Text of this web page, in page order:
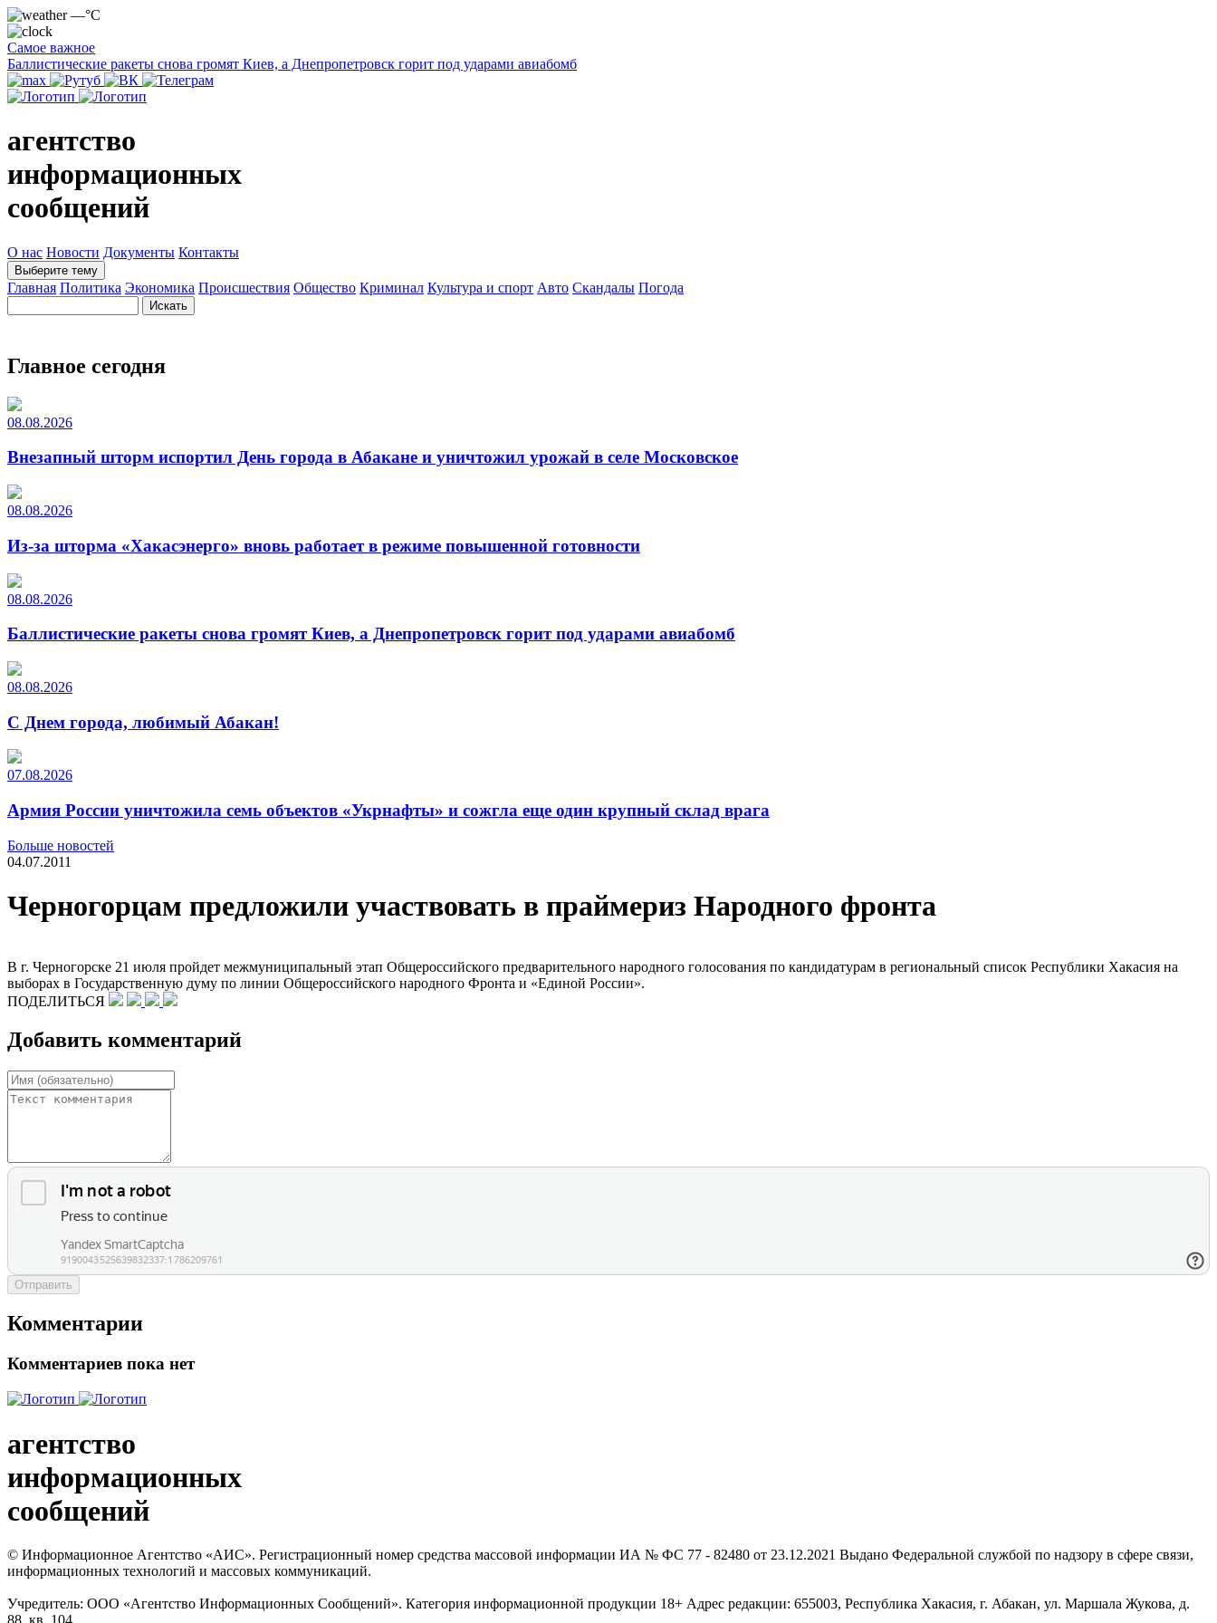
—°C
Самое важное
Баллистические ракеты снова громят Киев, а Днепропетровск горит под ударами авиабомб
агентство
информационных
сообщений
О нас Новости Документы Контакты
Выберите тему
Главная Политика Экономика Происшествия Общество Криминал Культура и спорт Авто Скандалы Погода
Главное сегодня
08.08.2026
Внезапный шторм испортил День города в Абакане и уничтожил урожай в селе Московское
08.08.2026
Из-за шторма «Хакасэнерго» вновь работает в режиме повышенной готовности
08.08.2026
Баллистические ракеты снова громят Киев, а Днепропетровск горит под ударами авиабомб
08.08.2026
С Днем города, любимый Абакан!
07.08.2026
Армия России уничтожила семь объектов «Укрнафты» и сожгла еще один крупный склад врага
Больше новостей
04.07.2011
Черногорцам предложили участвовать в праймериз Народного фронта
В г. Черногорске 21 июля пройдет межмуниципальный этап Общероссийского предварительного народного голосования по кандидатурам в региональный список Республики Хакасия на
выборах в Государственную думу по линии Общероссийского народного Фронта и «Единой России».
ПОДЕЛИТЬСЯ
Добавить комментарий
Отправить
Комментарии
Комментариев пока нет
агентство
информационных
сообщений
© Информационное Агентство «АИС». Регистрационный номер средства массовой информации ИА № ФС 77 - 82480 от 23.12.2021 Выдано Федеральной службой по надзору в сфере связи,
информационных технологий и массовых коммуникаций.
Учредитель: ООО «Агентство Информационных Сообщений». Категория информационной продукции 18+ Адрес редакции: 655003, Республика Хакасия, г. Абакан, ул. Маршала Жукова, д.
88, кв. 104.